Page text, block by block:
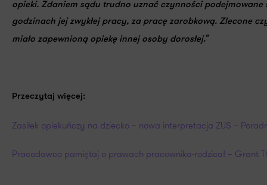
opieki. Zdaniem sądu trudno uznać czynności podejmowane
godzinach jej zwykłej pracy, za pracę zarobkową. Zlecone
miało zapewnioną opiekę innej osoby dorosłej.”
Przeczytaj więcej:
Zasiłek opiekuńczy na dziecko – nowa interpretacja ZUS –
Pracodawco pamiętaj o prawach pracownika-rodzica! – Grant